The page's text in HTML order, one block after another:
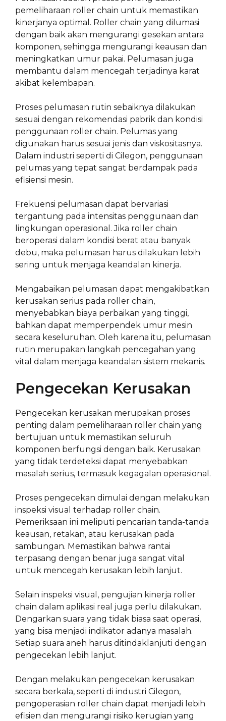
pemeliharaan roller chain untuk memastikan
kinerjanya optimal. Roller chain yang dilumasi
dengan baik akan mengurangi gesekan antara
komponen, sehingga mengurangi keausan dan
meningkatkan umur pakai. Pelumasan juga
membantu dalam mencegah terjadinya karat
akibat kelembapan.
Proses pelumasan rutin sebaiknya dilakukan
sesuai dengan rekomendasi pabrik dan kondisi
penggunaan roller chain. Pelumas yang
digunakan harus sesuai jenis dan viskositasnya.
Dalam industri seperti di Cilegon, penggunaan
pelumas yang tepat sangat berdampak pada
efisiensi mesin.
Frekuensi pelumasan dapat bervariasi
tergantung pada intensitas penggunaan dan
lingkungan operasional. Jika roller chain
beroperasi dalam kondisi berat atau banyak
debu, maka pelumasan harus dilakukan lebih
sering untuk menjaga keandalan kinerja.
Mengabaikan pelumasan dapat mengakibatkan
kerusakan serius pada roller chain,
menyebabkan biaya perbaikan yang tinggi,
bahkan dapat memperpendek umur mesin
secara keseluruhan. Oleh karena itu, pelumasan
rutin merupakan langkah pencegahan yang
vital dalam menjaga keandalan sistem mekanis.
Pengecekan Kerusakan
Pengecekan kerusakan merupakan proses
penting dalam pemeliharaan roller chain yang
bertujuan untuk memastikan seluruh
komponen berfungsi dengan baik. Kerusakan
yang tidak terdeteksi dapat menyebabkan
masalah serius, termasuk kegagalan operasional.
Proses pengecekan dimulai dengan melakukan
inspeksi visual terhadap roller chain.
Pemeriksaan ini meliputi pencarian tanda-tanda
keausan, retakan, atau kerusakan pada
sambungan. Memastikan bahwa rantai
terpasang dengan benar juga sangat vital
untuk mencegah kerusakan lebih lanjut.
Selain inspeksi visual, pengujian kinerja roller
chain dalam aplikasi real juga perlu dilakukan.
Dengarkan suara yang tidak biasa saat operasi,
yang bisa menjadi indikator adanya masalah.
Setiap suara aneh harus ditindaklanjuti dengan
pengecekan lebih lanjut.
Dengan melakukan pengecekan kerusakan
secara berkala, seperti di industri Cilegon,
pengoperasian roller chain dapat menjadi lebih
efisien dan mengurangi risiko kerugian yang